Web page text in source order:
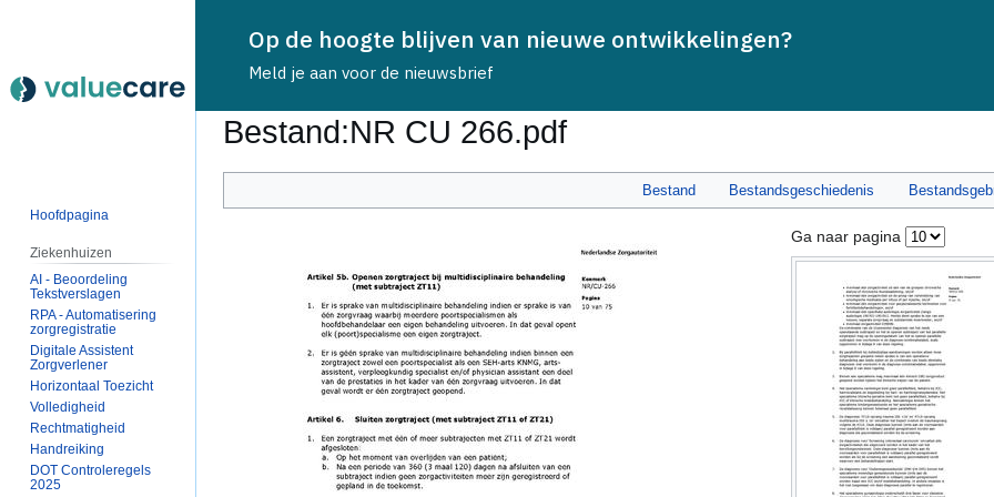
Bestand:NR CU 266.pdf
Bestand Bestandsgeschiedenis
Ga naar pagina
Op de hoogte blijven van nieuwe ontwikkelingen?
Meld je aan voor de nieuwsbrief
Bestand
Hoofdpagina
Ziekenhuizen
AI - Beoordeling
Tekstverslagen
RPA - Automatisering
zorgregistratie
Digitale Assistent
Zorgverlener
Horizontaal Toezicht
Volledigheid
Rechtmatigheid
Handreiking
DOT Controleregels
2025